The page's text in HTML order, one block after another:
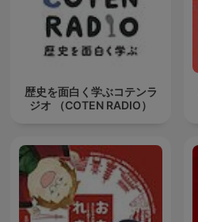
歴史を面白く学ぶコテンラ
ジオ （COTEN RADIO）